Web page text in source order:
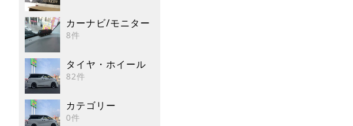
カーナビ/モニター
8件
タイヤ・ホイール
82件
カテゴリー
0件